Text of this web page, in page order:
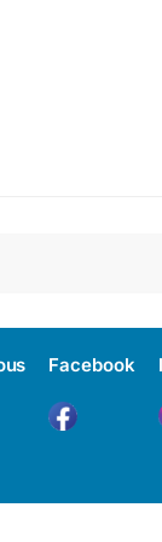
Facebook